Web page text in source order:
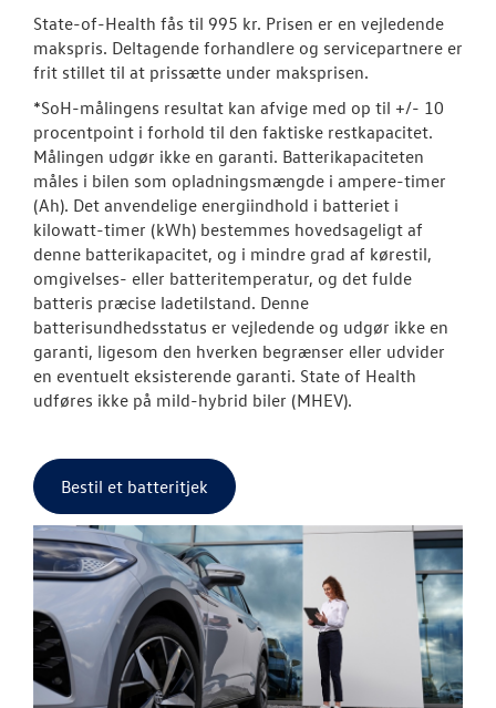
State-of-Health fås til 995 kr. Prisen er en vejledende
makspris. Deltagende forhandlere og servicepartnere er
frit stillet til at prissætte under maksprisen.
*SoH-målingens resultat kan afvige med op til +/- 10
procentpoint i forhold til den faktiske restkapacitet.
Målingen udgør ikke en garanti. Batterikapaciteten
måles i bilen som opladningsmængde i ampere-timer
(Ah). Det anvendelige energiindhold i batteriet i
kilowatt-timer (kWh) bestemmes hovedsageligt af
denne batterikapacitet, og i mindre grad af kørestil,
omgivelses- eller batteritemperatur, og det fulde
batteris præcise ladetilstand. Denne
batterisundhedsstatus er vejledende og udgør ikke en
garanti, ligesom den hverken begrænser eller udvider
en eventuelt eksisterende garanti. State of Health
udføres ikke på mild-hybrid biler (MHEV).
Bestil et batteritjek